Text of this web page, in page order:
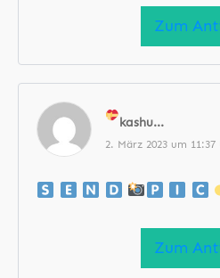
Zum
kashu...
2. März 2023 um 11:37
Zum